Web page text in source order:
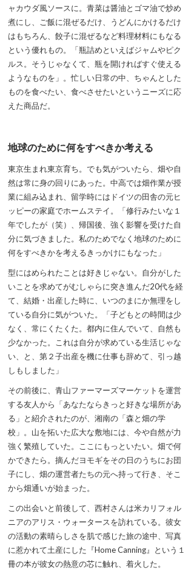
ャカウダ風ソースに。青菜は醤油とゴマ油で炒め
煮にし、ご飯に混ぜるだけ、うどんにかけるだけ
はもちろん、餃子に混ぜるなど料理材料にもなる
という優れもの。「瓶詰めといえばジャムやピク
ルス。そうじゃなくて、瓶を開ければすぐ使える
ようなものを」。忙しい日常の中、ちゃんとした
ものを食べたい、食べさせたいというニーズに応
えた商品だ。
地球のために何をすべきか考える
東京生まれ東京育ち。でも気がついたら、畑や自
然は常に身の回りにあった。中高では畑作業が授
業に組み込まれ、留学時にはドイツの田舎の元ヒ
ッピーの家庭でホームステイ。「修行みたいな１
年でしたが（笑）、帰国後、強く影響を受けた自
分に気づきました。私のためでなく地球のために
何をすべきかを考えるきっかけにもなった」
型にはめられたことは好きじゃない。自分がした
いことを求めてがむしゃらに突き進んだ20代を経
て、結婚・出産した時に、いつのまにか無理をし
ている自分に気がついた。「子どもとの時間は少
なく、常にくたくた。都内に住んでいて、自然も
少なかった。これは自分が求めている生活じゃな
い、と、第２子出産を機に仕事も辞めて、引っ越
しもしました」
その前後に、青山ファーマーズマーケットを運営
する友人から「あなたならきっと好きな場所があ
る」と紹介されたのが、湘南の「森と畑の学
校」。山を拓いた広大な敷地には、今や自然が力
強く繁殖していた。ここにもっといたい。畑で何
かできたら。摘んだヨモギをその日のうちにお団
子にし、畑の運営者たちの元へ持って行き、そこ
から畑通いが始まった。
この出会いと前後して、西村さんは米カリフォル
ニアのアリス・ウォータースを訪れている。彼女
の活動の素晴らしさを肌で感じた旅の途中、写真
に惹かれて土産にした『Home Canning』という１
冊の本が彼女の熱意の芯に触れ、着火した。